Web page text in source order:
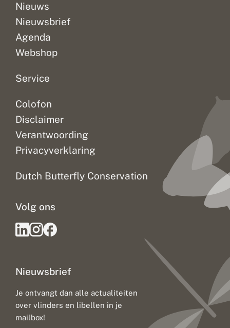
Nieuws
Nieuwsbrief
Agenda
Webshop
Service
Colofon
Disclaimer
Verantwoording
Privacyverklaring
Dutch Butterfly Conservation
Nieuwsbrief
Je ontvangt dan alle actualiteiten
over vlinders en libellen in je
mailbox!
Volg ons